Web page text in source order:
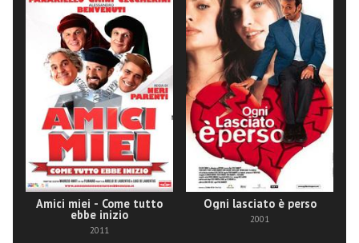
Amici miei - Come tutto
ebbe inizio
2011
Ogni lasciato è perso
2001